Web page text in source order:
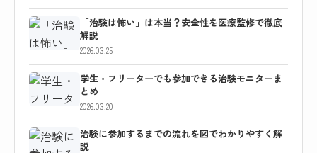
「治験は怖い」は本当？安全性を医療監修で徹底
解説
2026.03.25
学生・フリーターでも参加できる治験モニターま
とめ
2026.03.20
治験に参加するまでの流れを図でわかりやすく解
説